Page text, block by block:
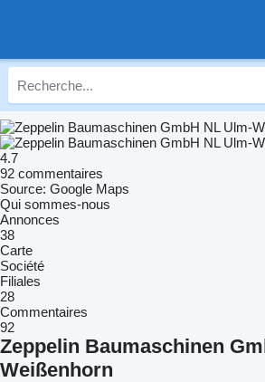
4.7
92 commentaires
Source: Google Maps
Qui sommes-nous
Annonces
38
Carte
Société
Filiales
28
Commentaires
92
Zeppelin Baumaschinen
Weißenhorn